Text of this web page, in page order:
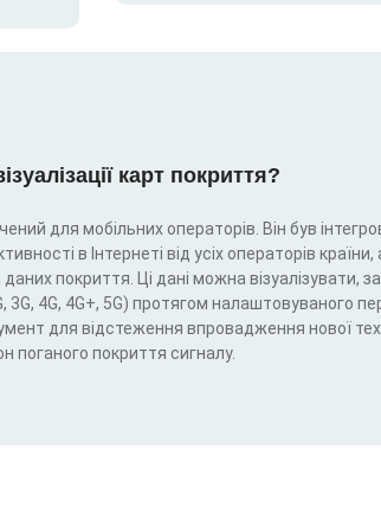
карт покриття?
для мобільних операторів. Він був
в Інтернеті від усіх операторів
покриття. Ці дані можна візуалізувати,
3G, 4G, 4G+, 5G) протягом налаштовуваного
для відстеження впровадження нової
поганого покриття сигналу.